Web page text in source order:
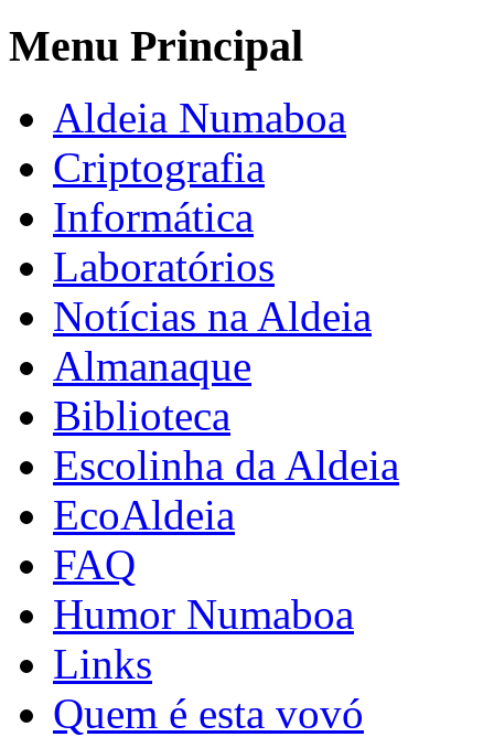
Menu Principal
Aldeia Numaboa
Criptografia
Informática
Laboratórios
Notícias na Aldeia
Almanaque
Biblioteca
Escolinha da Aldeia
EcoAldeia
FAQ
Humor Numaboa
Links
Quem é esta vovó